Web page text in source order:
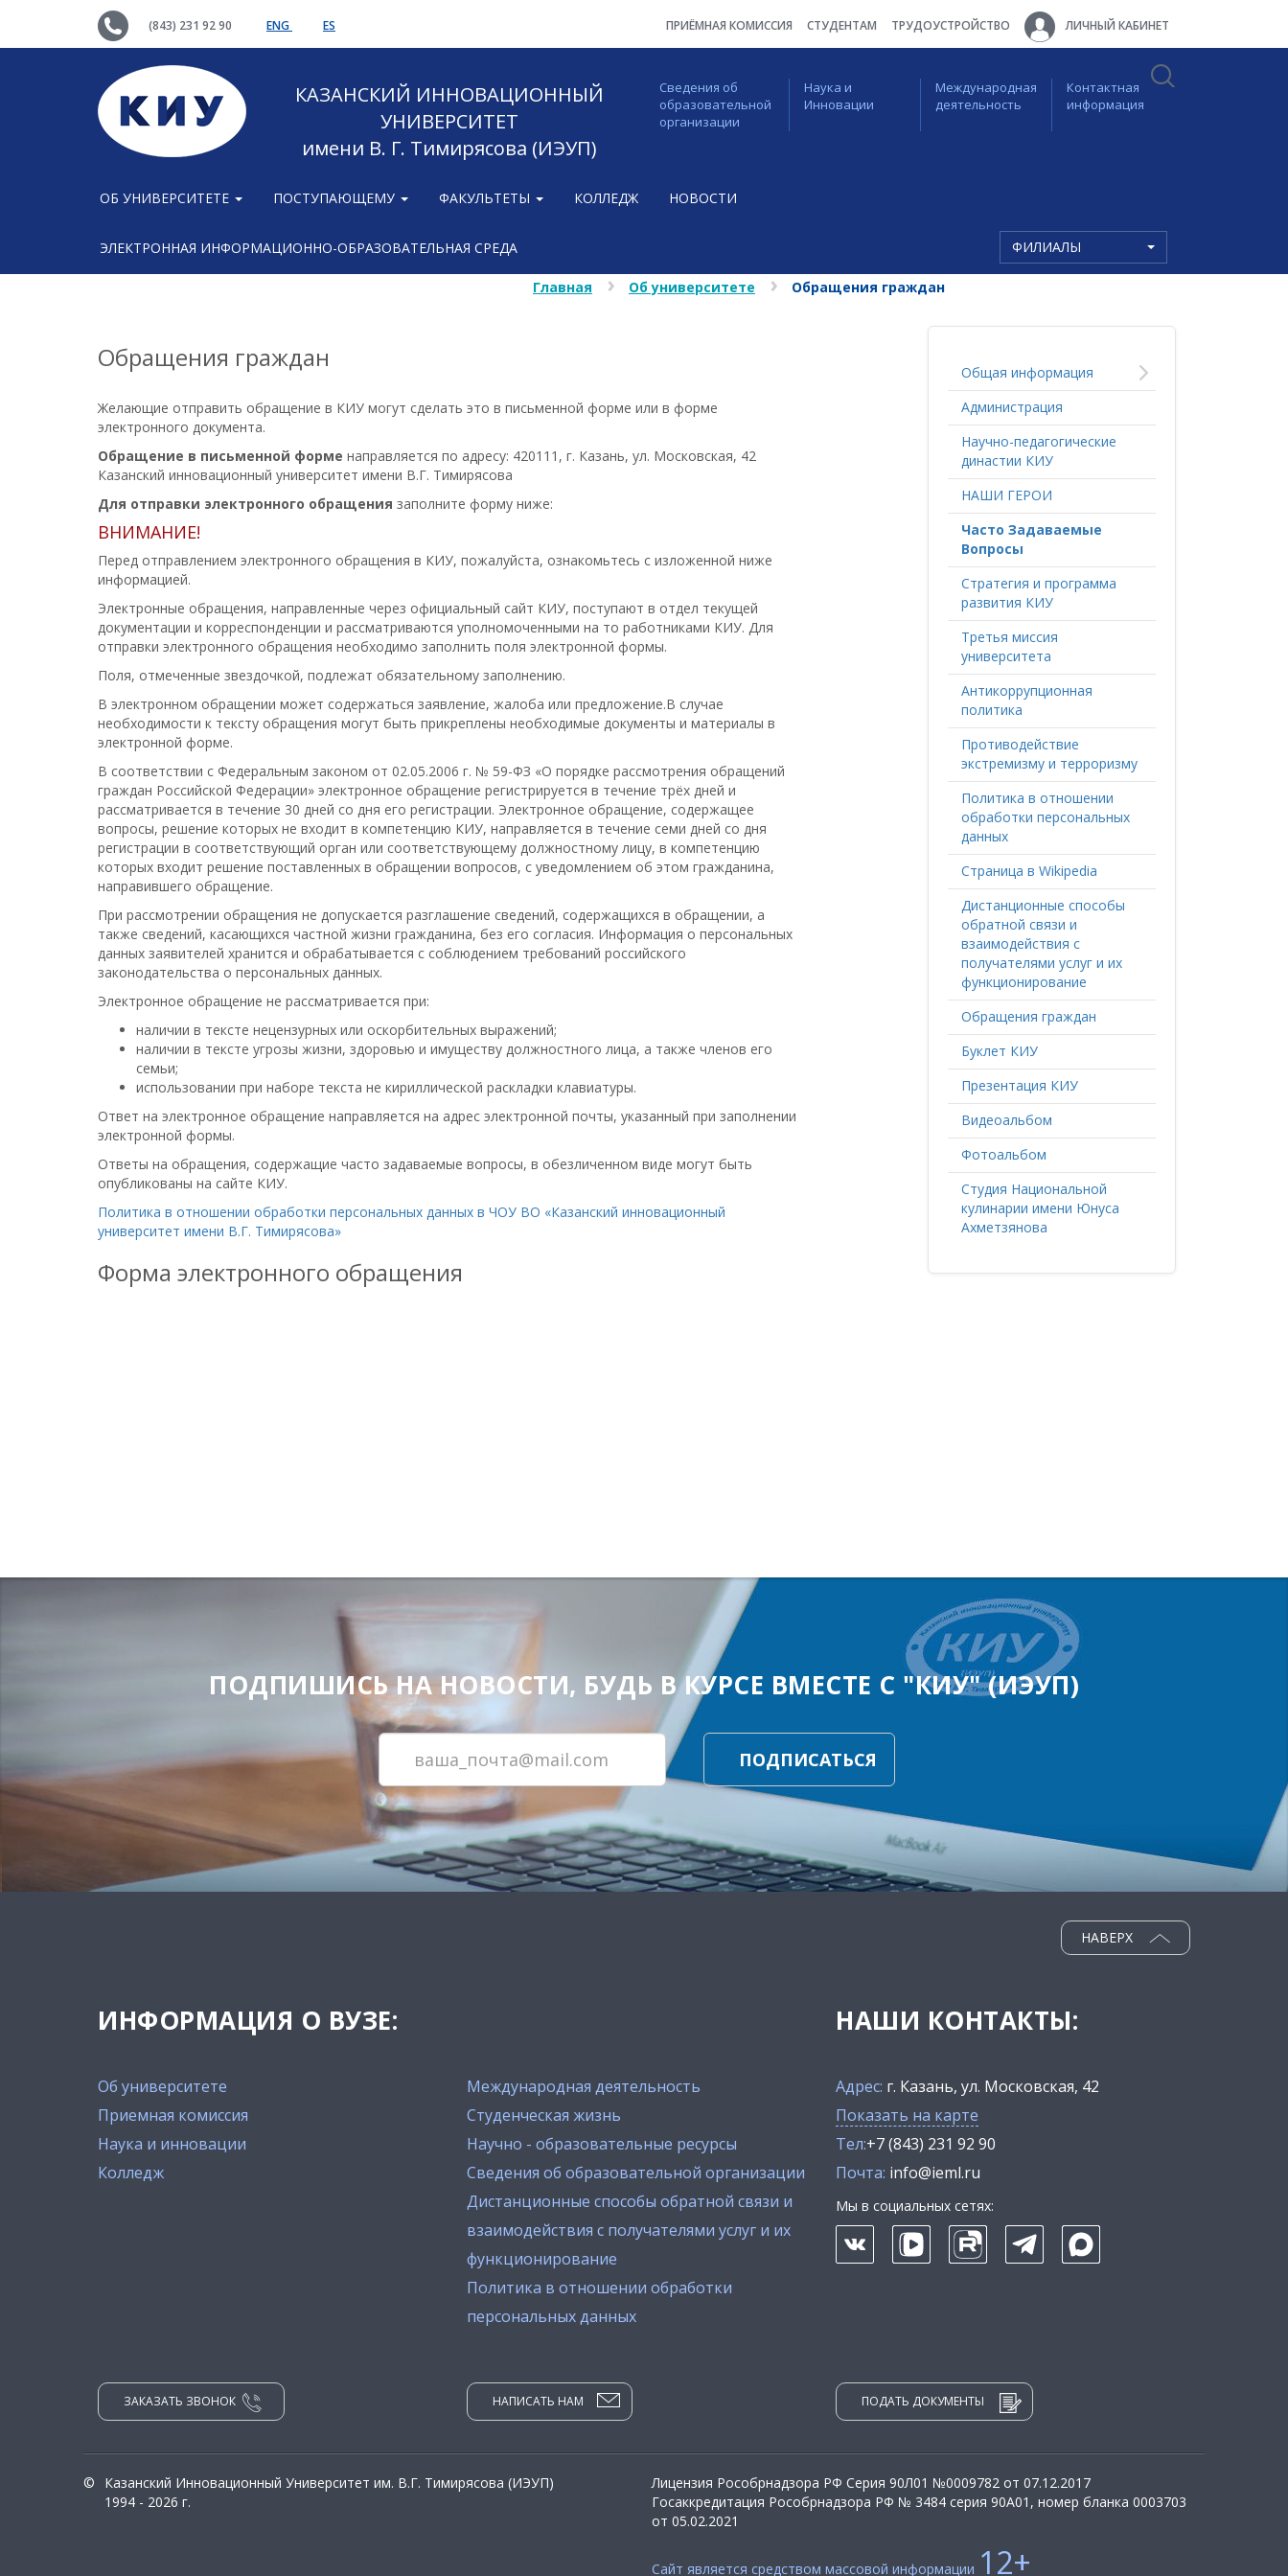
(843) 231 92 90 ENG ES ПРИЁМНАЯ КОМИССИЯ СТУДЕНТАМ ТРУДОУСТРОЙСТВО ЛИЧНЫЙ КАБИНЕТ
КАЗАНСКИЙ ИННОВАЦИОННЫЙ
УНИВЕРСИТЕТ
имени В. Г. Тимирясова (ИЭУП)
Сведения об
образовательной
организации
Наука и
Инновации
Международная
деятельность
Контактная
информация
ОБ УНИВЕРСИТЕТЕ ПОСТУПАЮЩЕМУ ФАКУЛЬТЕТЫ КОЛЛЕДЖ НОВОСТИ
ЭЛЕКТРОННАЯ ИНФОРМАЦИОННО-ОБРАЗОВАТЕЛЬНАЯ СРЕДА ФИЛИАЛЫ
Главная Об университете Обращения граждан
Обращения граждан
Желающие отправить обращение в КИУ могут сделать это в письменной форме или в форме
электронного документа.
Обращение в письменной форме направляется по адресу: 420111, г. Казань, ул. Московская, 42
Казанский инновационный университет имени В.Г. Тимирясова
Для отправки электронного обращения заполните форму ниже:
ВНИМАНИЕ!
Перед отправлением электронного обращения в КИУ, пожалуйста, ознакомьтесь с изложенной ниже
информацией.
Электронные обращения, направленные через официальный сайт КИУ, поступают в отдел текущей
документации и корреспонденции и рассматриваются уполномоченными на то работниками КИУ. Для
отправки электронного обращения необходимо заполнить поля электронной формы.
Поля, отмеченные звездочкой, подлежат обязательному заполнению.
В электронном обращении может содержаться заявление, жалоба или предложение.В случае
необходимости к тексту обращения могут быть прикреплены необходимые документы и материалы в
электронной форме.
В соответствии с Федеральным законом от 02.05.2006 г. № 59-ФЗ «О порядке рассмотрения обращений
граждан Российской Федерации» электронное обращение регистрируется в течение трёх дней и
рассматривается в течение 30 дней со дня его регистрации. Электронное обращение, содержащее
вопросы, решение которых не входит в компетенцию КИУ, направляется в течение семи дней со дня
регистрации в соответствующий орган или соответствующему должностному лицу, в компетенцию
которых входит решение поставленных в обращении вопросов, с уведомлением об этом гражданина,
направившего обращение.
При рассмотрении обращения не допускается разглашение сведений, содержащихся в обращении, а
также сведений, касающихся частной жизни гражданина, без его согласия. Информация о персональных
данных заявителей хранится и обрабатывается с соблюдением требований российского
законодательства о персональных данных.
Электронное обращение не рассматривается при:
наличии в тексте нецензурных или оскорбительных выражений;
наличии в тексте угрозы жизни, здоровью и имуществу должностного лица, а также членов его
семьи;
использовании при наборе текста не кириллической раскладки клавиатуры.
Ответ на электронное обращение направляется на адрес электронной почты, указанный при заполнении
электронной формы.
Ответы на обращения, содержащие часто задаваемые вопросы, в обезличенном виде могут быть
опубликованы на сайте КИУ.
Политика в отношении обработки персональных данных в ЧОУ ВО «Казанский инновационный
университет имени В.Г. Тимирясова»
Форма электронного обращения
Общая информация
Администрация
Научно-педагогические
династии КИУ
НАШИ ГЕРОИ
Часто Задаваемые
Вопросы
Стратегия и программа
развития КИУ
Третья миссия
университета
Антикоррупционная
политика
Противодействие
экстремизму и терроризму
Политика в отношении
обработки персональных
данных
Страница в Wikipedia
Дистанционные способы
обратной связи и
взаимодействия с
получателями услуг и их
функционирование
Обращения граждан
Буклет КИУ
Презентация КИУ
Видеоальбом
Фотоальбом
Студия Национальной
кулинарии имени Юнуса
Ахметзянова
ПОДПИШИСЬ НА НОВОСТИ, БУДЬ В КУРСЕ ВМЕСТЕ С "КИУ" (ИЭУП)
ПОДПИСАТЬСЯ
ИНФОРМАЦИЯ О ВУЗЕ:
Об университете
Приемная комиссия
Наука и инновации
Колледж
Международная деятельность
Студенческая жизнь
Научно - образовательные ресурсы
Сведения об образовательной организации
Дистанционные способы обратной связи и
взаимодействия с получателями услуг и их
функционирование
Политика в отношении обработки
персональных данных
НАВЕРХ
НАШИ КОНТАКТЫ:
Адрес: г. Казань, ул. Московская, 42
Показать на карте
Тел:+7 (843) 231 92 90
Почта: info@ieml.ru
Мы в социальных сетях:
ЗАКАЗАТЬ ЗВОНОК НАПИСАТЬ НАМ ПОДАТЬ ДОКУМЕНТЫ
©
Казанский Инновационный Университет им. В.Г. Тимирясова (ИЭУП)
1994 - 2026 г.
Лицензия Рособрнадзора РФ Серия 90Л01 №0009782 от 07.12.2017
Госаккредитация Рособрнадзора РФ № 3484 серия 90А01, номер бланка 0003703
от 05.02.2021
Сайт является средством массовой информации 12+